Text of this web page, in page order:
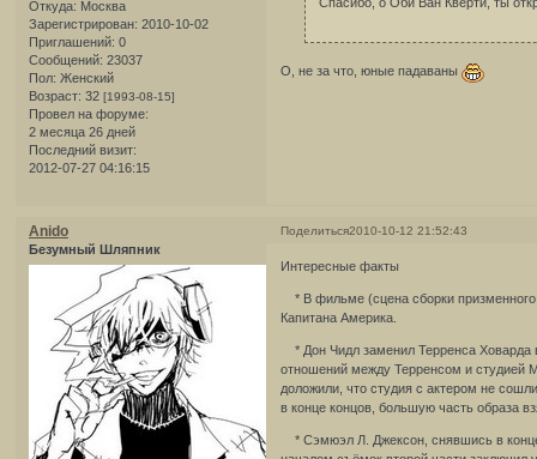
Откуда: Москва
Зарегистрирован: 2010-10-02
Приглашений: 0
Сообщений: 23037
Пол: Женский
Возраст: 32 [1993-08-15]
Провел на форуме:
2 месяца 26 дней
Последний визит:
2012-07-27 04:16:15
О, не за что, юные падаваны
Поделиться2010-10-12 21:52:43
Anido
Безумный Шляпник
Интересные факты
* В фильме (сцена сборки призменного
Капитана Америка.
* Дон Чидл заменил Терренса Ховарда
отношений между Терренсом и студией
доложили, что студия с актером не
в конце концов, большую часть образа
* Сэмюэл Л. Джексон, снявшись в